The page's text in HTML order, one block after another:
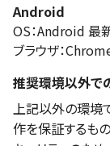
Android
OS：Android 最
ブラウザ：
推奨環境以外で
上記以外の環境
作を保証するも